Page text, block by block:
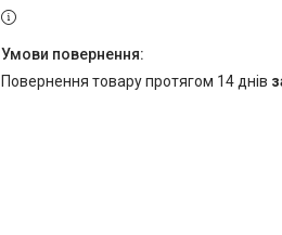
повернення товару протягом 14 днів